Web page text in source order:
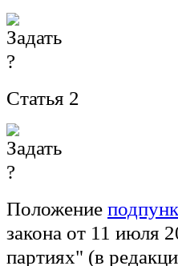
Статья 2
Положение
закона от 11 июля
партиях" (в